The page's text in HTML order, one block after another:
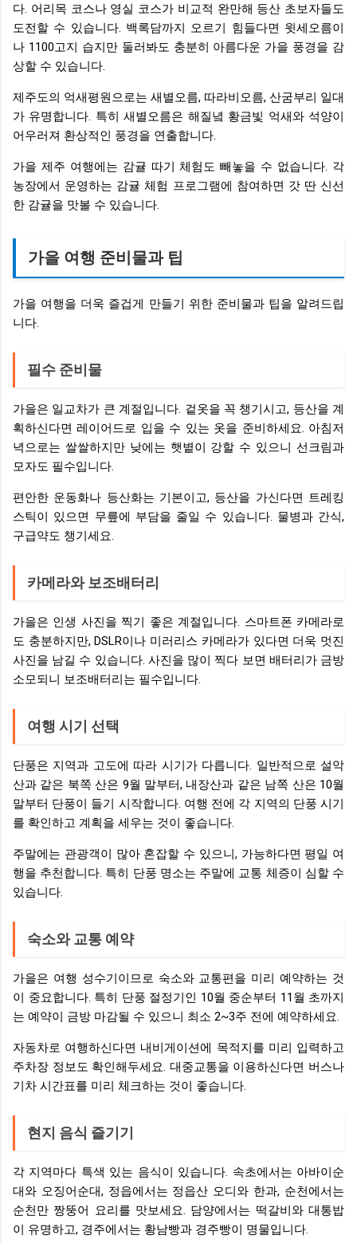
다. 어리목 코스나 영실 코스가 비교적 완만해 등산 초보자들도
도전할 수 있습니다. 백록담까지 오르기 힘들다면 윗세오름이
나 1100고지 습지만 둘러봐도 충분히 아름다운 가을 풍경을 감
상할 수 있습니다.
제주도의 억새평원으로는 새별오름, 따라비오름, 산굼부리 일대
가 유명합니다. 특히 새별오름은 해질녘 황금빛 억새와 석양이
어우러져 환상적인 풍경을 연출합니다.
가을 제주 여행에는 감귤 따기 체험도 빼놓을 수 없습니다. 각
농장에서 운영하는 감귤 체험 프로그램에 참여하면 갓 딴 신선
한 감귤을 맛볼 수 있습니다.
가을 여행 준비물과 팁
가을 여행을 더욱 즐겁게 만들기 위한 준비물과 팁을 알려드립
니다.
필수 준비물
가을은 일교차가 큰 계절입니다. 겉옷을 꼭 챙기시고, 등산을 계
획하신다면 레이어드로 입을 수 있는 옷을 준비하세요. 아침저
녁으로는 쌀쌀하지만 낮에는 햇볕이 강할 수 있으니 선크림과
모자도 필수입니다.
편안한 운동화나 등산화는 기본이고, 등산을 가신다면 트레킹
스틱이 있으면 무릎에 부담을 줄일 수 있습니다. 물병과 간식,
구급약도 챙기세요.
카메라와 보조배터리
가을은 인생 사진을 찍기 좋은 계절입니다. 스마트폰 카메라로
도 충분하지만, DSLR이나 미러리스 카메라가 있다면 더욱 멋진
사진을 남길 수 있습니다. 사진을 많이 찍다 보면 배터리가 금방
소모되니 보조배터리는 필수입니다.
여행 시기 선택
단풍은 지역과 고도에 따라 시기가 다릅니다. 일반적으로 설악
산과 같은 북쪽 산은 9월 말부터, 내장산과 같은 남쪽 산은 10월
말부터 단풍이 들기 시작합니다. 여행 전에 각 지역의 단풍 시기
를 확인하고 계획을 세우는 것이 좋습니다.
주말에는 관광객이 많아 혼잡할 수 있으니, 가능하다면 평일 여
행을 추천합니다. 특히 단풍 명소는 주말에 교통 체증이 심할 수
있습니다.
숙소와 교통 예약
가을은 여행 성수기이므로 숙소와 교통편을 미리 예약하는 것
이 중요합니다. 특히 단풍 절정기인 10월 중순부터 11월 초까지
는 예약이 금방 마감될 수 있으니 최소 2~3주 전에 예약하세요.
자동차로 여행하신다면 내비게이션에 목적지를 미리 입력하고
주차장 정보도 확인해두세요. 대중교통을 이용하신다면 버스나
기차 시간표를 미리 체크하는 것이 좋습니다.
현지 음식 즐기기
각 지역마다 특색 있는 음식이 있습니다. 속초에서는 아바이순
대와 오징어순대, 정읍에서는 정읍산 오디와 한과, 순천에서는
순천만 짱뚱어 요리를 맛보세요. 담양에서는 떡갈비와 대통밥
이 유명하고, 경주에서는 황남빵과 경주빵이 명물입니다.